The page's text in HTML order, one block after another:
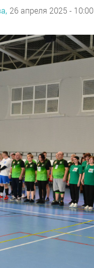
26 апреля 2025 - 10:00